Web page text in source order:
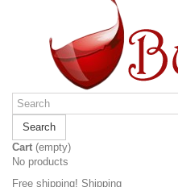
Search
Cart (empty)
No products
Free shipping! Shipping